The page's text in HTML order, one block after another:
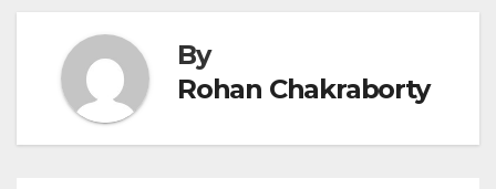
By
Rohan Chakraborty